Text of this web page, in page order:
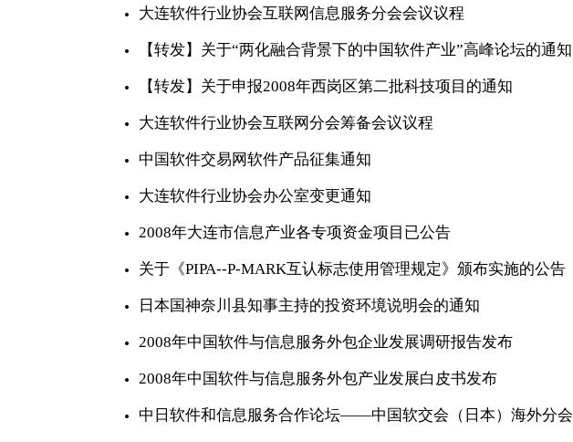
大连软件行业协会互联网信息服务分会会议议程
【转发】关于“两化融合背景下的中国软件产业”高峰论坛的通知
【转发】关于申报2008年西岗区第二批科技项目的通知
大连软件行业协会互联网分会筹备会议议程
中国软件交易网软件产品征集通知
大连软件行业协会办公室变更通知
2008年大连市信息产业各专项资金项目已公告
关于《PIPA--P-MARK互认标志使用管理规定》颁布实施的公告
日本国神奈川县知事主持的投资环境说明会的通知
2008年中国软件与信息服务外包企业发展调研报告发布
2008年中国软件与信息服务外包产业发展白皮书发布
中日软件和信息服务合作论坛——中国软交会（日本）海外分会